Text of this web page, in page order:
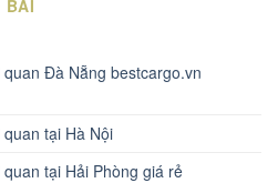
BÃI
Đà Nẵng bestcargo.vn
tại Hà Nội
tại Hải Phòng giá rẻ